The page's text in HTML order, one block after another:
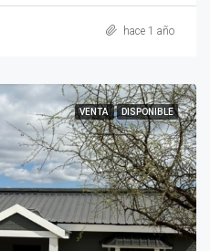
hace 1 año
VENTA DISPONIBLE